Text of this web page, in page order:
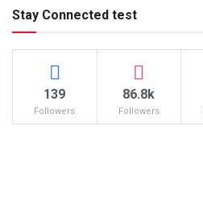
Stay Connected test
139
Followers
86.8k
Followers